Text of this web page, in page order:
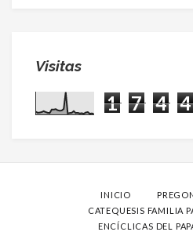
Visitas
1 7 4 4
INICIO
CATEQUESIS FAMILIA
ENCÍCLICAS DEL